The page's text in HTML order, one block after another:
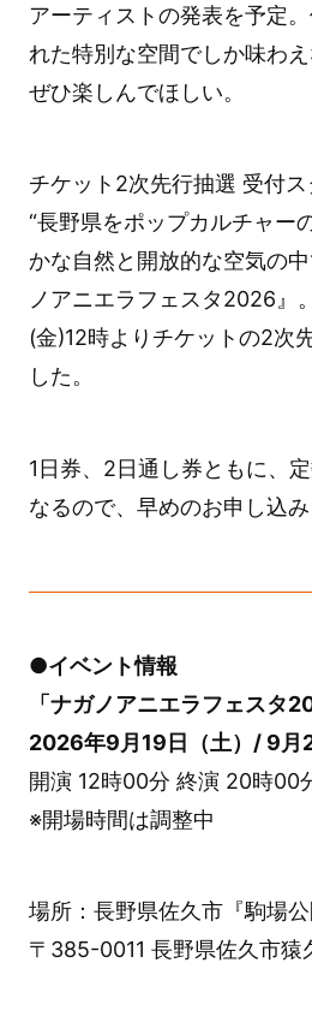
アーティストの発表を予定
れた特別な空間でしか味わ
ぜひ楽しんでほしい。
チケット2次先行抽選 受付ス
“長野県をポップカルチャー
かな自然と開放的な空気の
ノアニエラフェスタ2026』
(金)12時よりチケットの2次
した。
1日券、2日通し券ともに、
なるので、早めのお申し込み
●イベント情報
「ナガノアニエラフェスタ
2026年9月19日（土）/ 9月
開演 12時00分 終演 20時00
※開場時間は調整中
場所：長野県佐久市『駒場公
〒385-0011 長野県佐久市猿